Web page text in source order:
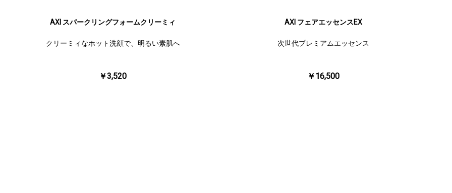
AXI スパークリングフォームクリーミィ
クリーミィなホット洗顔で、明るい素肌へ
￥3,520
AXI フェアエッセンスEX
次世代プレミアムエッセンス
￥16,500